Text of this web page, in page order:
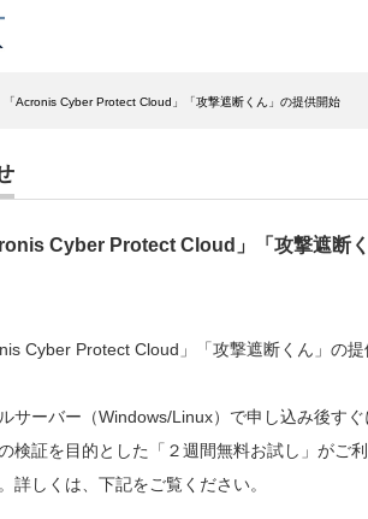
「Acronis Cyber Protect Cloud」「攻撃遮断くん」の提供開始
Cyber Protect Cloud」「攻撃遮断
Cyber Protect Cloud」「攻撃遮断くん」の提
サーバー（Windows/Linux）で申し込み後す
検証を目的とした「２週間無料お試し」がご
詳しくは、下記をご覧ください。